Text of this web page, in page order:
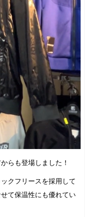
らも登場しました！
クフリースを採用して
て保温性にも優れてい